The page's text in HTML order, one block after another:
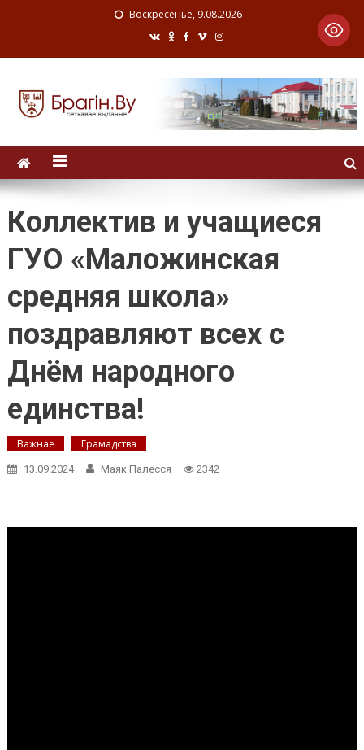
Воскресенье, 9.08.2026
Коллектив и учащиеся
ГУО «Маложинская
средняя школа»
поздравляют всех с
Днём народного
единства!
Важнае Грамадства
13.09.2024 Маяк Палесся 2342